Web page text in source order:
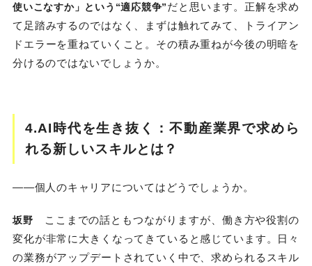
使いこなすか」という“適応競争”だと思います。正解を求め
て足踏みするのではなく、まずは触れてみて、トライアン
ドエラーを重ねていくこと。その積み重ねが今後の明暗を
分けるのではないでしょうか。
4.AI時代を生き抜く：不動産業界で求めら
れる新しいスキルとは？
――個人のキャリアについてはどうでしょうか。
坂野 ここまでの話ともつながりますが、働き方や役割の
変化が非常に大きくなってきていると感じています。日々
の業務がアップデートされていく中で、求められるスキル